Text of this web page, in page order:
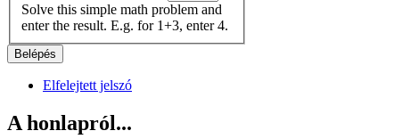
Solve this simple math problem and
enter the result. E.g. for 1+3, enter 4.
Elfelejtett jelszó
A honlapról...